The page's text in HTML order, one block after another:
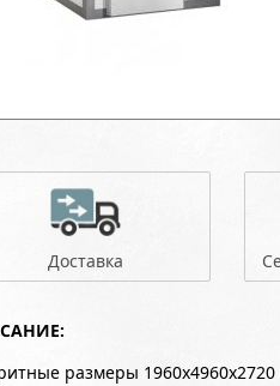
Доставка
размеры 1960x4960x2720